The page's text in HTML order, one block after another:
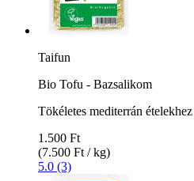
Taifun
Bio Tofu - Bazsalikom
Tökéletes mediterrán ételekhez
1.500 Ft
(7.500 Ft / kg)
5.0 (3)